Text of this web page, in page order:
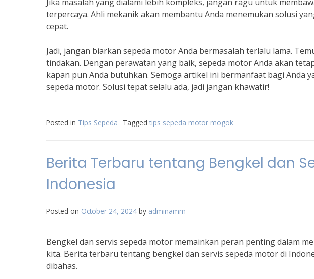
terpercaya. Ahli mekanik akan membantu Anda menemukan solusi
cepat.
Jadi, jangan biarkan sepeda motor Anda bermasalah terlalu lama.
tindakan. Dengan perawatan yang baik, sepeda motor Anda akan
kapan pun Anda butuhkan. Semoga artikel ini bermanfaat bagi Anda
sepeda motor. Solusi tepat selalu ada, jadi jangan khawatir!
Posted in Tips Sepeda Tagged tips sepeda motor mogok
Berita Terbaru tentang Bengkel dan
Indonesia
Posted on October 24, 2024 by adminamm
Bengkel dan servis sepeda motor memainkan peran penting dalam
kita. Berita terbaru tentang bengkel dan servis sepeda motor di
dibahas.